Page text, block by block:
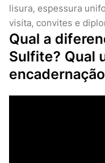
lisura, espessura
visita, convites e
Qual a
Sulfite? Qual